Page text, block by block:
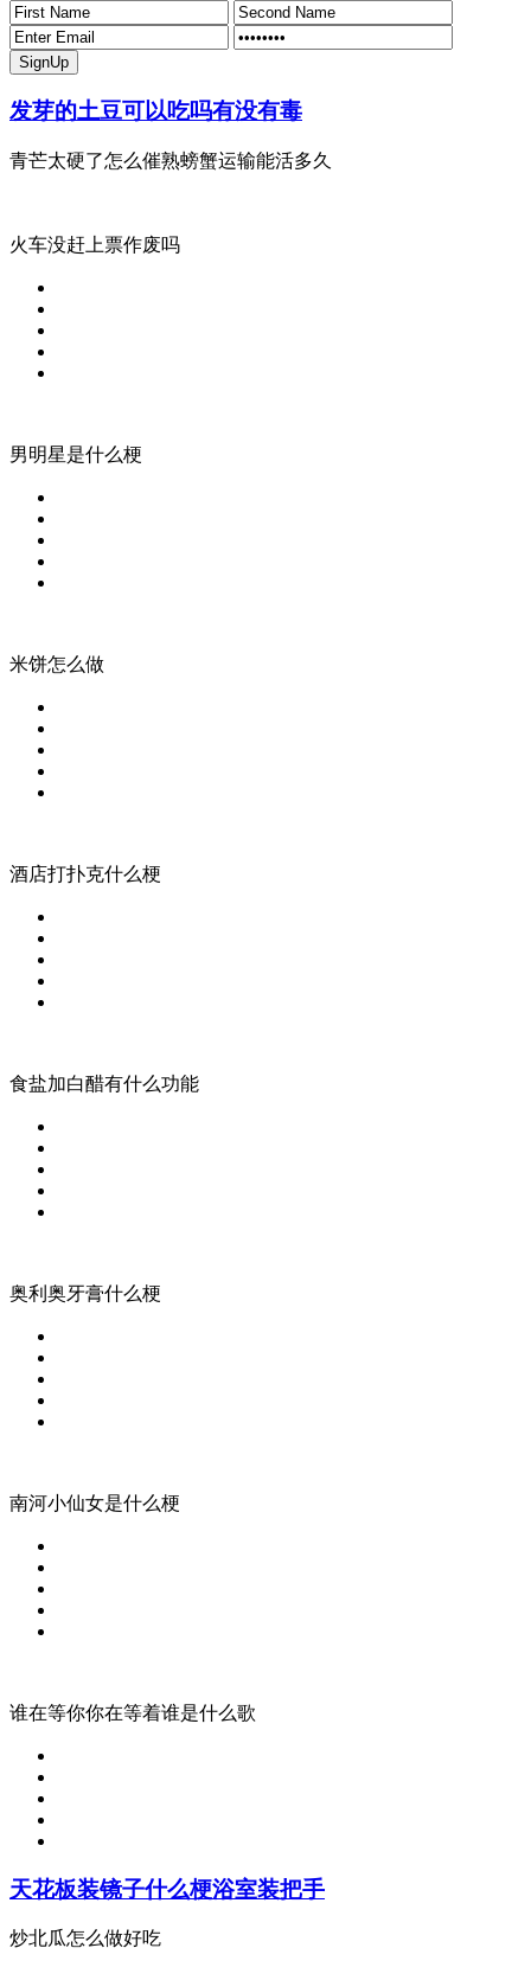
发芽的土豆可以吃吗有没有毒
青芒太硬了怎么催熟螃蟹运输能活多久
火车没赶上票作废吗
男明星是什么梗
米饼怎么做
酒店打扑克什么梗
食盐加白醋有什么功能
奥利奥牙膏什么梗
南河小仙女是什么梗
谁在等你你在等着谁是什么歌
天花板装镜子什么梗浴室装把手
炒北瓜怎么做好吃